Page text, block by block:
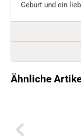
Geburt und ein
Ähnliche